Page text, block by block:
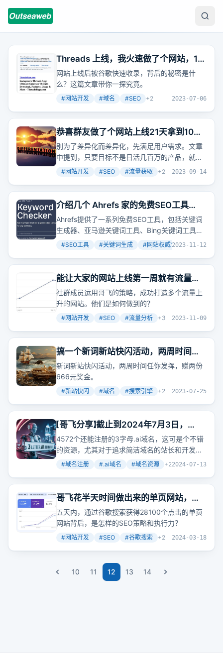
Threads 上线，我火速做了个网站，1小
时就被谷歌收录了，操作步骤全揭秘
网站上线后被谷歌快速收录，背后的秘密是什
么？这篇文章带你一探究竟。
#网站开发 #域名 #SEO +2 2023-07-06
恭喜群友做了个网站上线21天拿到10万
日PV，又花了13天变成了20万日PV
别为了差异化而差异化，先满足用户需求。文章
中提到，只要目标不是日活几百万的产品，就无
需刻意追求差异化。用户需求明确，通过搜索词
#网站开发 #SEO #流量获取 +2 2023-09-14
介绍几个 Ahrefs 家的免费SEO工具
Free SEO Tools（上）
Ahrefs提供了一系列免费SEO工具，包括关键词
生成器、亚马逊关键词工具、Bing关键词工具
等，帮助用户优化搜索结果。这些工具能生成相
查询网站外链和权威性。
#SEO工具 #关键词生成 #网站权威性 +2
2023-11-12
能让大家的网站上线第一周就有流量的
付费社群“哥飞的朋友们”优惠进行中，
仅剩79个名额就要涨价了
社群成员运用哥飞的策略，成功打造多个流量上
升的网站。他们是如何做到的？
#网站开发 #SEO #流量分析 +3 2023-11-09
搞一个新词新站快闪活动，两周时间任
你发挥，赚两份666元奖金
新词新站快闪活动，两周时间任你发挥，赚两份
666元奖金。
#新站快闪 #域名 #搜索引擎 +2 2023-07-25
【哥飞分享】截止到2024年7月3日，
4572个还可以注册的3字母.ai域名列表
大全
4572个还能注册的3字母.ai域名，这可是个不错
的资源，尤其对于追求简洁域名的站长和开发者
来说。
#域名注册 #.ai域名 #域名资源 +22024-07-13
哥飞花半天时间做出来的单页网站，五
天时间从谷歌获取了28100个点击
五天内，通过谷歌搜索获得28100个点击的单页
网站背后，是怎样的SEO策略和执行力？
#网站开发 #SEO #谷歌搜索 +2 2024-03-18
10 11 12 13 14